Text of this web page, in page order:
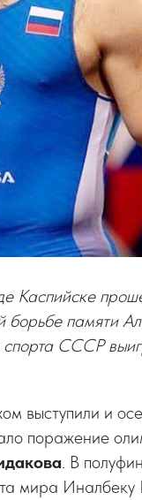
Каспийске
борьбе памяти
СССР
выступили и
поражение
. В
мира